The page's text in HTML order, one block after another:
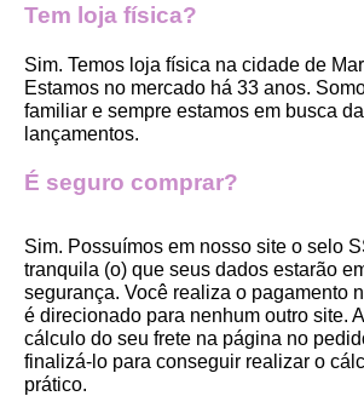
Tem loja física?
Sim. Temos loja física na cidade de
Estamos no mercado há 33 anos.
familiar e sempre estamos em busca
lançamentos.
É seguro comprar?
Sim. Possuímos em nosso site o selo
tranquila (o) que seus dados estarão
segurança. Você realiza o pagamento
é direcionado para nenhum outro site.
cálculo do seu frete na página no
finalizá-lo para conseguir realizar o
prático.